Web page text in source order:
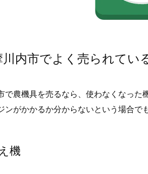
川内市でよく売られてい
で農機具を売るなら、使わなくなっ
ンがかかるか分からないという場合で
機